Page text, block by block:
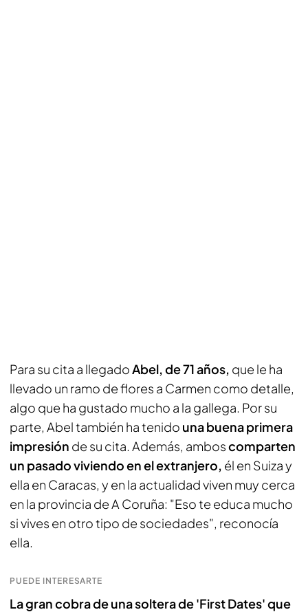
Para su cita a llegadoAbel, de 71 años, que le ha
llevado un ramo de flores a Carmen como detalle,
algo que ha gustado mucho a la gallega. Por su
parte, Abel también ha tenido una buena primera
impresión de su cita. Además, amboscomparten
un pasado viviendo en el extranjero, él en Suiza y
ella en Caracas, y en la actualidad viven muy cerca
en la provincia de A Coruña: "Eso te educa mucho
si vives en otro tipo de sociedades", reconocía
ella.
PUEDE INTERESARTE
La gran cobra de una soltera de 'First Dates' que